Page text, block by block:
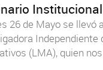
Institucional
26 de Mayo se
Independiente
(LMA), quien